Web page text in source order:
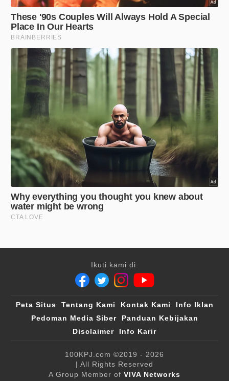
Ikuti kami di:
Peta Situs Tentang Kami Kontak Kami
Info Iklan
Pedoman Media Siber
Panduan Kebijakan
Disclaimer
Info Karir
100KPJ.com ©2019 - 2026
| All Rights Reserved
A Group Member of VIVA Networks